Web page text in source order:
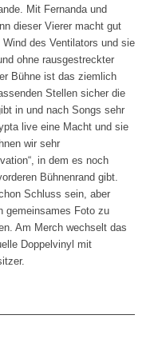
Mit Fernanda und
dieser Vierer macht gut
des Ventilators und sie
ohne rausgestreckter
Bühne ist das ziemlich
Stellen sicher die
in und nach Songs sehr
live eine Macht und sie
wir sehr
in dem es noch
Bühnenrand gibt.
Schluss sein, aber
gemeinsames Foto zu
Am Merch wechselt das
Doppelvinyl mit